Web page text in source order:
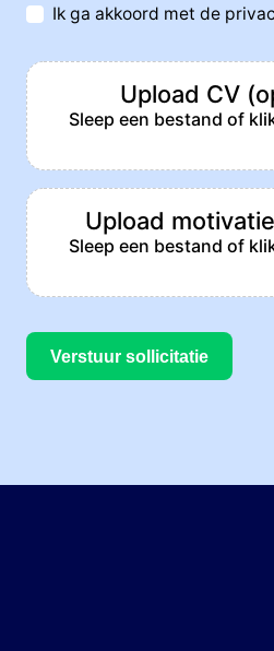
Ik ga akkoord met de
Upload CV
Sleep een bestand of
Upload
Sleep een bestand of
Verstuur sollicitatie